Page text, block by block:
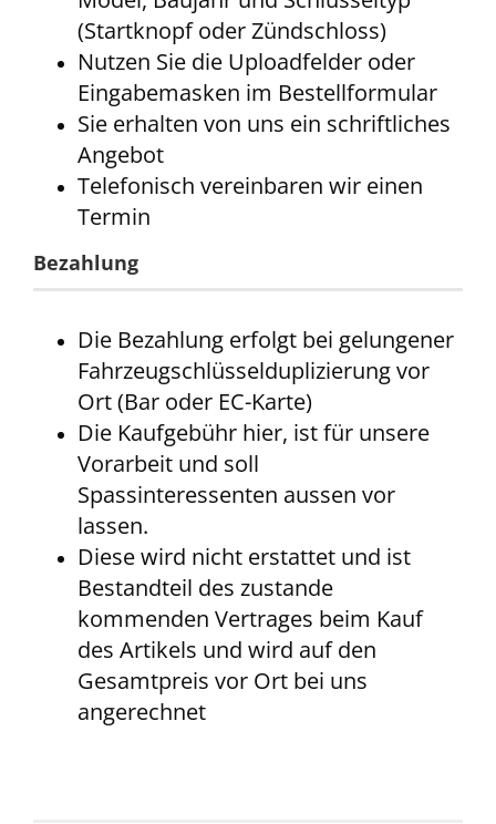
(Startknopf oder Zündschloss)
Nutzen Sie die Uploadfelder oder
Eingabemasken im Bestellformular
Sie erhalten von uns ein schriftliches
Angebot
Telefonisch vereinbaren wir einen
Termin
Bezahlung
Die Bezahlung erfolgt bei gelungener
Fahrzeugschlüsselduplizierung vor
Ort (Bar oder EC-Karte)
Die Kaufgebühr hier, ist für unsere
Vorarbeit und soll
Spassinteressenten aussen vor
lassen.
Diese wird nicht erstattet und ist
Bestandteil des zustande
kommenden Vertrages beim Kauf
des Artikels und wird auf den
Gesamtpreis vor Ort bei uns
angerechnet